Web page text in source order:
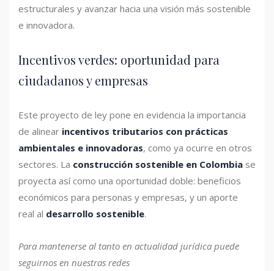
estructurales y avanzar hacia una visión más sostenible
e innovadora.
Incentivos verdes: oportunidad para
ciudadanos y empresas
Este proyecto de ley pone en evidencia la importancia
de alinear incentivos tributarios con prácticas
ambientales e innovadoras, como ya ocurre en otros
sectores. La construcción sostenible en Colombia se
proyecta así como una oportunidad doble: beneficios
económicos para personas y empresas, y un aporte
real al desarrollo sostenible.
Para mantenerse al tanto en actualidad jurídica puede
seguirnos en nuestras redes